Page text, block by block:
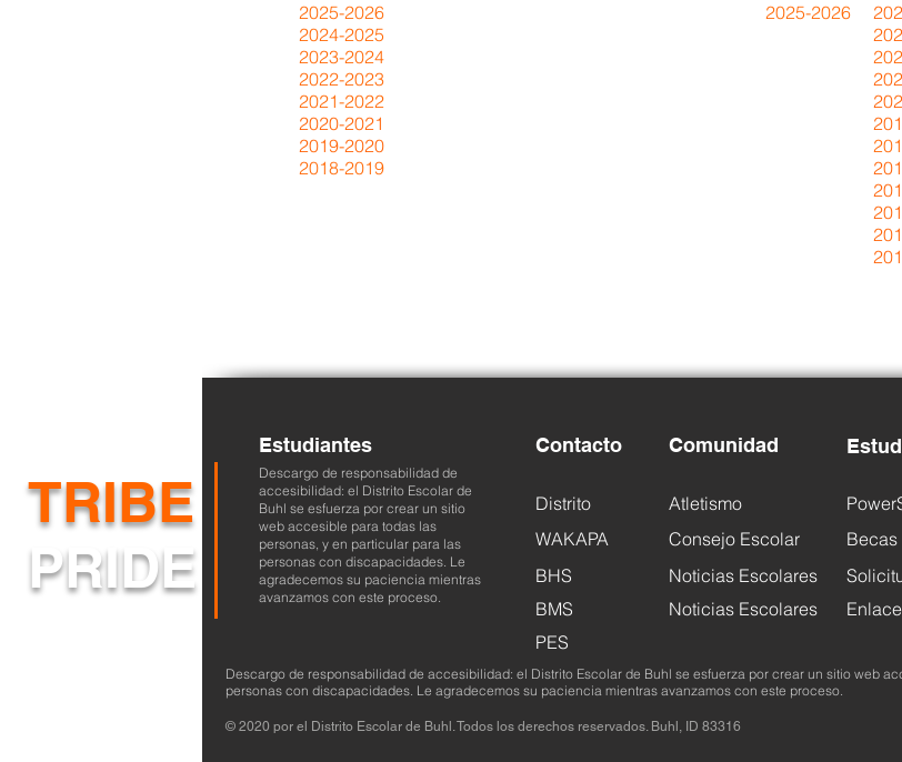
2025-2026
2024-2025
2023-2024
2022-2023
2021-2022
2020-2021
2019-2020
2018-2019
2025-2026
Estudiantes
TRIBE
PRIDE
Descargo de responsabilidad de
accesibilidad: el Distrito Escolar de
Buhl se esfuerza por crear un sitio
web accesible para todas las
personas, y en particular para las
personas con discapacidades. Le
agradecemos su paciencia mientras
avanzamos con este proceso.
Contacto Comunidad
Distrito
WAKAPA
BHS
BMS
Atletismo
Consejo Escolar
Noticias Escolares
Noticias Escolares
Becas
PES
Descargo de responsabilidad de accesibilidad: el Distrito Escolar de Buhl se esfuerza por crear un sitio web
personas con discapacidades. Le agradecemos su paciencia mientras avanzamos con este proceso.
© 2020 por el Distrito Escolar de Buhl. Todos los derechos reservados. Buhl, ID 83316